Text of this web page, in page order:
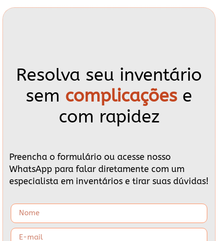
Resolva seu inventário
sem complicações e
com rapidez
Preencha o formulário ou acesse nosso
WhatsApp para falar diretamente com um
especialista em inventários e tirar suas dúvidas!